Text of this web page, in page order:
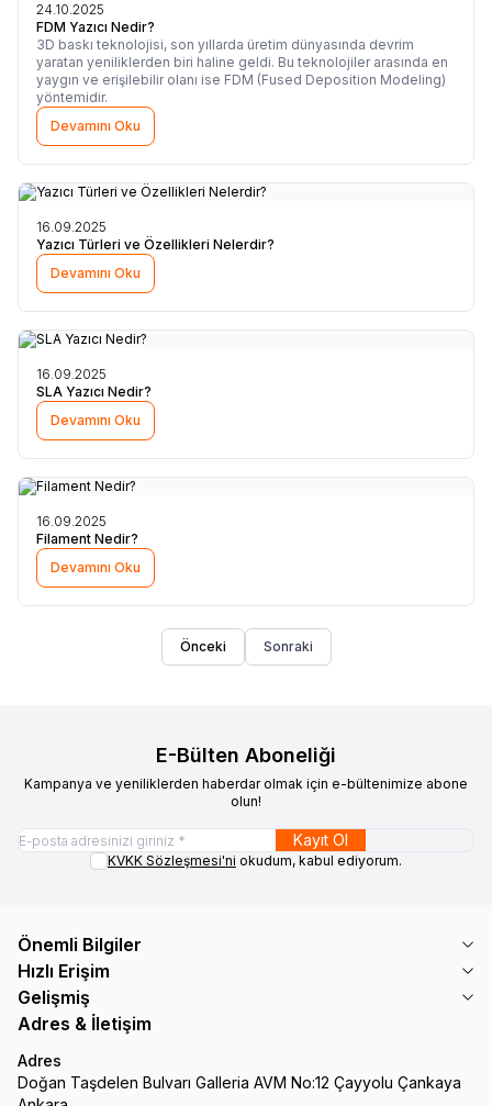
24.10.2025
FDM Yazıcı Nedir?
3D baskı teknolojisi, son yıllarda üretim dünyasında devrim
yaratan yeniliklerden biri haline geldi. Bu teknolojiler arasında en
yaygın ve erişilebilir olanı ise FDM (Fused Deposition Modeling)
yöntemidir.
Devamını Oku
16.09.2025
Yazıcı Türleri ve Özellikleri Nelerdir?
Devamını Oku
16.09.2025
SLA Yazıcı Nedir?
Devamını Oku
16.09.2025
Filament Nedir?
Devamını Oku
Önceki Sonraki
E-Bülten Aboneliği
Kampanya ve yeniliklerden haberdar olmak için e-bültenimize abone
olun!
Kayıt Ol
KVKK Sözleşmesi'ni okudum, kabul ediyorum.
Önemli Bilgiler
Hızlı Erişim
Gelişmiş
Adres & İletişim
Adres
Doğan Taşdelen Bulvarı Galleria AVM No:12 Çayyolu Çankaya